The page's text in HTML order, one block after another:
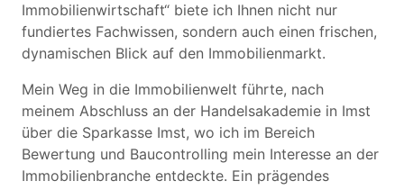
Immobilienwirtschaft“ biete ich Ihnen nicht nur
fundiertes Fachwissen, sondern auch einen frischen,
dynamischen Blick auf den Immobilienmarkt.
Mein Weg in die Immobilienwelt führte, nach
meinem Abschluss an der Handelsakademie in Imst
über die Sparkasse Imst, wo ich im Bereich
Bewertung und Baucontrolling mein Interesse an der
Immobilienbranche entdeckte. Ein prägendes